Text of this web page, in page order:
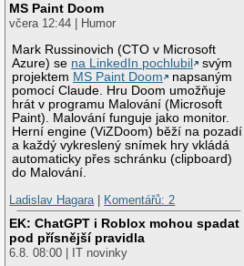
MS Paint Doom
včera 12:44 | Humor
Mark Russinovich (CTO v Microsoft
Azure) se na LinkedIn pochlubil
svým
projektem MS Paint Doom
napsaným
pomocí Claude. Hru Doom umožňuje
hrát v programu Malování (Microsoft
Paint). Malování funguje jako monitor.
Herní engine (ViZDoom) běží na pozadí
a každý vykreslený snímek hry vkládá
automaticky přes schránku (clipboard)
do Malování.
Ladislav Hagara
Komentářů: 2
EK: ChatGPT i Roblox mohou spadat
pod přísnější pravidla
6.8. 08:00 | IT novinky